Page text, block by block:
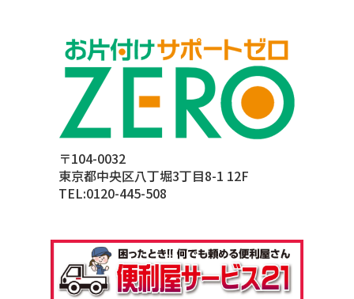
〒104-0032
東京都中央区八丁堀3丁目8-1 12F
TEL:0120-445-508